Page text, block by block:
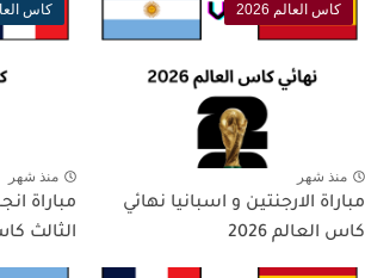
كاس العالم 2026
منذ شهر
مباراة الارجنتين و اسبانيا نهائي
كاس العالم 2026
كاس العالم
منذ شهر
مباراة
الثالث كاس